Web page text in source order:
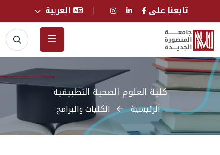
تابعنا على العربية
كلية العلوم الصحية التطبيقية
الرئيسية الكليات والبرامج